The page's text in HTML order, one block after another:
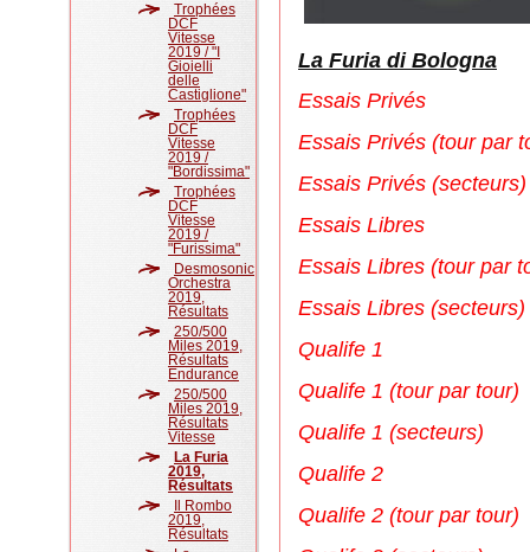
Trophées
DCF
Vitesse
2019 / "I
Gioielli
delle
Castiglione"
Trophées
DCF
Vitesse
2019 /
"Bordissima"
Trophées
DCF
Vitesse
2019 /
"Furissima"
Desmosonic
Orchestra
2019,
Résultats
250/500
Miles 2019,
Résultats
Endurance
250/500
Miles 2019,
Résultats
Vitesse
La Furia
2019,
Résultats
Il Rombo
2019,
Résultats
La Furia di Bologna
Essais Privés
Essais Privés (tour par
Essais Privés (secteurs)
Essais Libres
Essais Libres (tour par
Essais Libres (secteurs)
Qualife 1
Qualife 1 (tour par tour)
Qualife 1 (secteurs)
Qualife 2
Qualife 2 (tour par tour)